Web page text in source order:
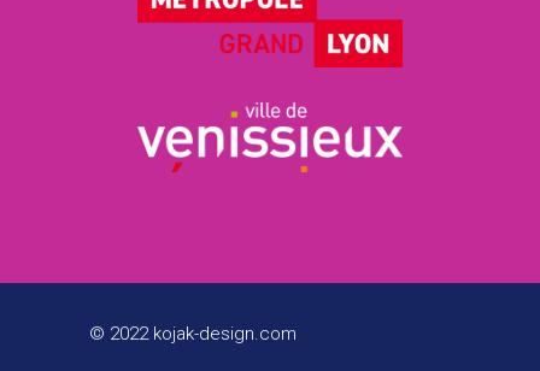
© 2022 kojak-design.com